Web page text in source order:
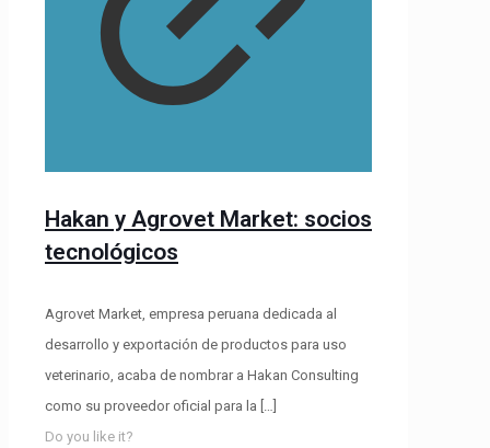
Hakan y Agrovet Market: socios
tecnológicos
Agrovet Market, empresa peruana dedicada al
desarrollo y exportación de productos para uso
veterinario, acaba de nombrar a Hakan Consulting
como su proveedor oficial para la
Do you like it?